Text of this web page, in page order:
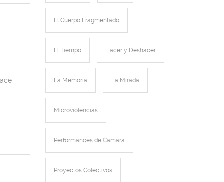
El Cuerpo Fragmentado
El Tiempo Hacer y Deshacer
La Memoria La Mirada
Microviolencias
Performances de Cámara
Proyectos Colectivos